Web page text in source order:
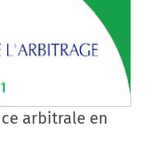
arbitrale en